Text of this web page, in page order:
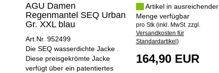
AGU Damen
Regenmantel SEQ Urban
Gr. XXL blau
Art.Nr. 952499
Die SEQ wasserdichte Jacke .
Diese preisgekrömte Jacke
verfügt über ein patentiertes
Artikel in ausreichender
Menge verfügbar
pro Stk (inkl. MwSt. zzgl.
Versandkosten für
Standardartikel)
164,90 EUR